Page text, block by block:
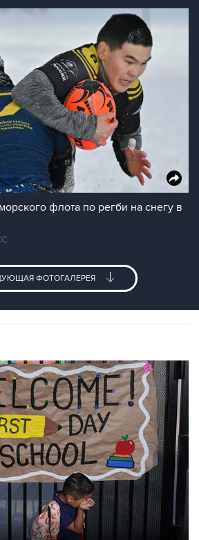
флота по регби на снегу в
ФОТОГАЛЕРЕЯ